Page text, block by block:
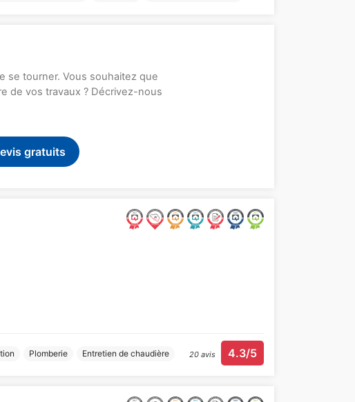
se tourner. Vous souhaitez que
de vos travaux ? Décrivez-nous
gratuits
20 avis 4.3/5
Plomberie Entretien de chaudière